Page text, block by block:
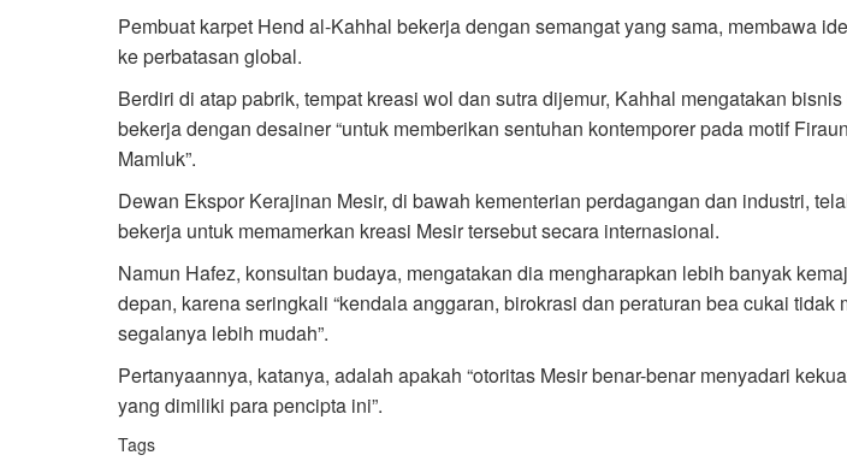
Pembuat karpet Hend al-Kahhal bekerja dengan semangat yang sama, membawa
ke perbatasan global.
Berdiri di atap pabrik, tempat kreasi wol dan sutra dijemur, Kahhal mengatakan
bekerja dengan desainer “untuk memberikan sentuhan kontemporer pada motif
Mamluk”.
Dewan Ekspor Kerajinan Mesir, di bawah kementerian perdagangan dan industri,
bekerja untuk memamerkan kreasi Mesir tersebut secara internasional.
Namun Hafez, konsultan budaya, mengatakan dia mengharapkan lebih banyak
depan, karena seringkali “kendala anggaran, birokrasi dan peraturan bea cukai tidak
segalanya lebih mudah”.
Pertanyaannya, katanya, adalah apakah “otoritas Mesir benar-benar menyadari
yang dimiliki para pencipta ini”.
Tags